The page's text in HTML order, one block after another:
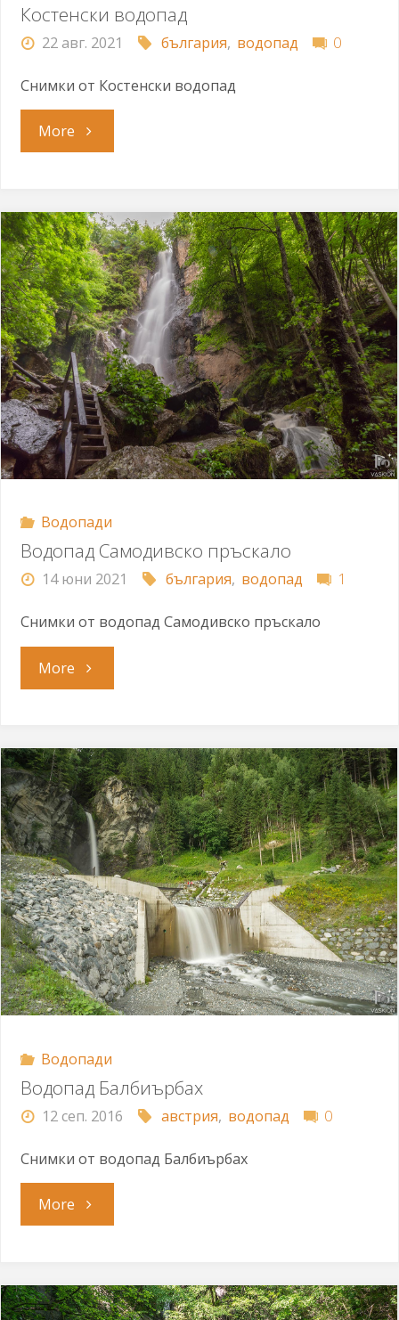
Костенски водопад
22 авг. 2021 българия, водопад 0
Снимки от Костенски водопад
More"Костенски
Водопади
Водопад Самодивско пръскало
14 юни 2021 българия, водопад 1
Снимки от водопад Самодивско пръскало
More"Водопад
пръскало"
Водопади
Водопад Балбиърбах
12 сеп. 2016 австрия, водопад 0
Снимки от водопад Балбиърбах
More"Водопад